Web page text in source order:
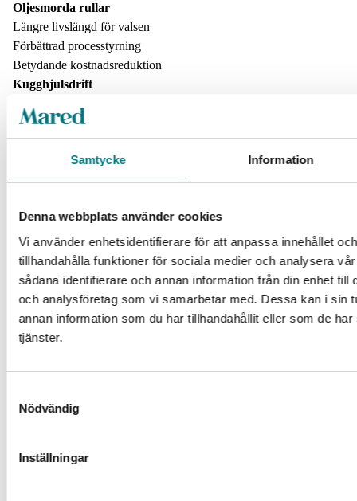
Samtycke Information
Denna webbplats använder cookies
Vi använder enhetsidentifierare för att anpassa innehållet
tillhandahålla funktioner för sociala medier och analysera
sådana identifierare och annan information från din enhet till
och analysföretag som vi samarbetar med. Dessa kan i sin
annan information som du har tillhandahållit eller som de
tjänster.
Nödvändig
Inställningar
Oljesmorda rullar
Längre livslängd för valsen
Förbättrad processtyrning
Betydande kostnadsreduktion
Kugghjulsdrift
Mindre underhåll
Mer kostnadseffektivt
Mätning av rullhastighet
Färre driftstopp
Maximal säkerhet
Liniator
Ökad livslängd på verktyg
Optimal pelletskvalitet
Maximalt dataflöde
TwinTrax system (Patenterat system)
Högre effektivitet
Mer kostnadseffektivt
Läs mer om pelletspressar här
UMP Technika tillverkar logspressar för biomassa och kan